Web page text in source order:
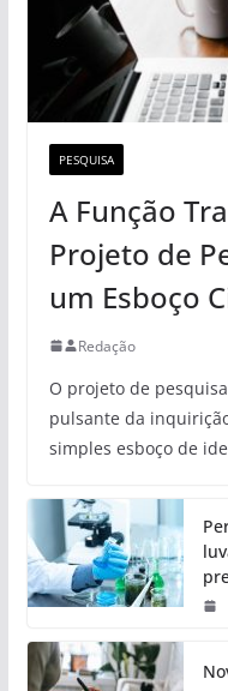
PESQUISA
A Função
Projeto de
um Esboço
Redação
O projeto de
pulsante da
simples esboço de